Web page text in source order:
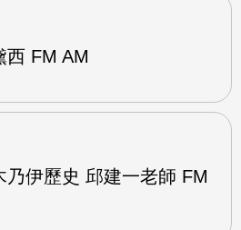
西 FM AM
乃伊歷史 邱建一老師 FM